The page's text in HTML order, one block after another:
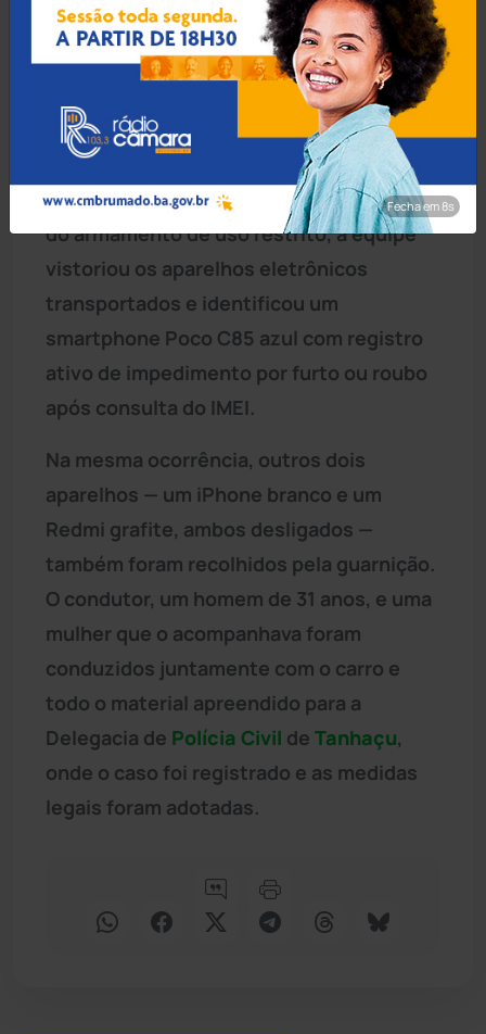
interior do automóvel.
Na busca pelas bagagens, os policiais
encontraram, dentro de uma mala, uma
pistola Glock 9×19 mm Parabellum
acompanhada de dois carregadores com
capacidade para 15 cartuchos cada. Além
do armamento de uso restrito, a equipe
vistoriou os aparelhos eletrônicos
transportados e identificou um
smartphone Poco C85 azul com registro
ativo de impedimento por furto ou roubo
após consulta do IMEI.
Na mesma ocorrência, outros dois
aparelhos — um iPhone branco e um
Redmi grafite, ambos desligados —
também foram recolhidos pela guarnição.
O condutor, um homem de 31 anos, e uma
mulher que o acompanhava foram
conduzidos juntamente com o carro e
todo o material apreendido para a
Delegacia de Polícia Civil de Tanhaçu,
onde o caso foi registrado e as medidas
legais foram adotadas.
Fecha em 6s